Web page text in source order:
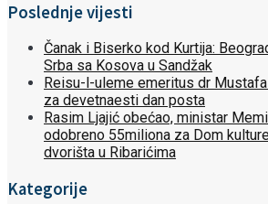
Poslednje vijesti
Čanak i Biserko kod Kurtija:
Srba sa Kosova u Sandžak
Reisu-l-uleme emeritus dr
za devetnaesti dan posta
Rasim Ljajić obećao, ministar
odobreno 55miliona za Dom
dvorišta u Ribarićima
Kategorije